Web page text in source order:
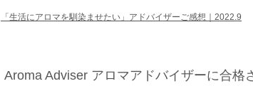
「生活にアロマを馴染ませたい」アドバイザーご感想｜2022.9
Aroma Adviser アロマアドバイザーに合格